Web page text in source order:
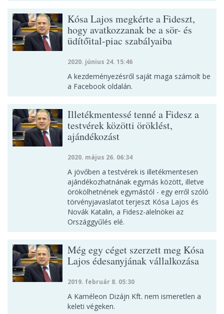
Kósa Lajos megkérte a Fideszt,
hogy avatkozzanak be a sör- és
üdítőital-piac szabályaiba
2020. június 24. 15:46
A kezdeményezésről saját maga számolt be
a Facebook oldalán.
Illetékmentessé tenné a Fidesz a
testvérek közötti öröklést,
ajándékozást
2020. május 26. 06:34
A jövőben a testvérek is illetékmentesen
ajándékozhatnának egymás között, illetve
örökölhetnének egymástól - egy erről szóló
törvényjavaslatot terjeszt Kósa Lajos és
Novák Katalin, a Fidesz-alelnökei az
Országgyűlés elé.
Még egy céget szerzett meg Kósa
Lajos édesanyjának vállalkozása
2019. február 8. 05:30
A Kaméleon Dizájn Kft. nem ismeretlen a
keleti végeken.